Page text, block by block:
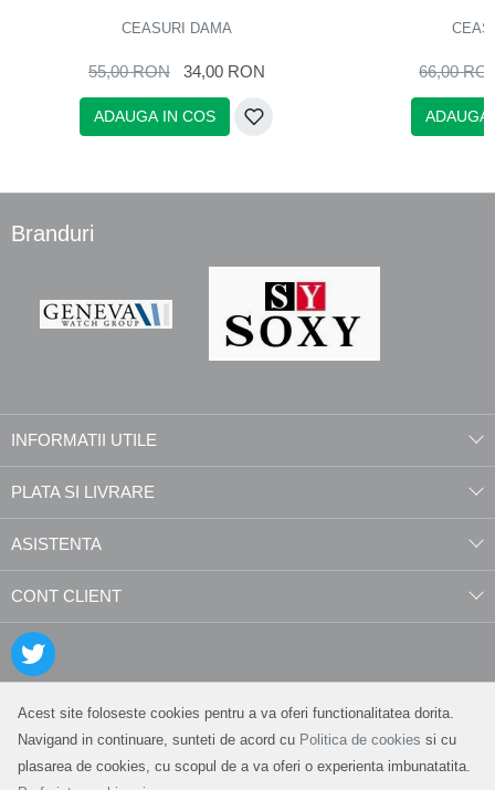
Acest site foloseste cookies pentru a va oferi functionalitatea dorita.
Navigand in continuare, sunteti de acord cu Politica de cookies si cu
plasarea de cookies, cu scopul de a va oferi o experienta imbunatatita.
CEASURI DAMA
55,00 RON 34,00 RON
ADAUGA IN COS
66,00
ADAUGA
Branduri
INFORMATII UTILE
PLATA SI LIVRARE
ASISTENTA
CONT CLIENT